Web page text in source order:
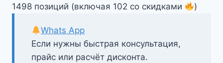
1498 позиций (включая 102 со скидками
)
Если нужны быстрая консультация,
прайс или расчёт дисконта.
Whats App